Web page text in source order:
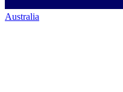
Australia